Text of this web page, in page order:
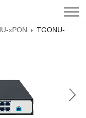
xPON
TGONU-